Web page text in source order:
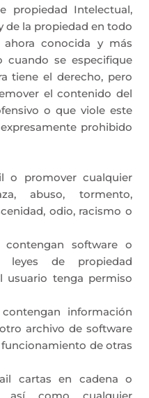
propiedad Intelectual,
de la propiedad en todo
conocida y más
cuando se especifique
tiene el derecho, pero
el contenido del
o que viole este
prohibido
promover cualquier
abuso, tormento,
odio, racismo o
software o
leyes de propiedad
usuario tenga permiso
información
archivo de software
de otras
cartas en cadena o